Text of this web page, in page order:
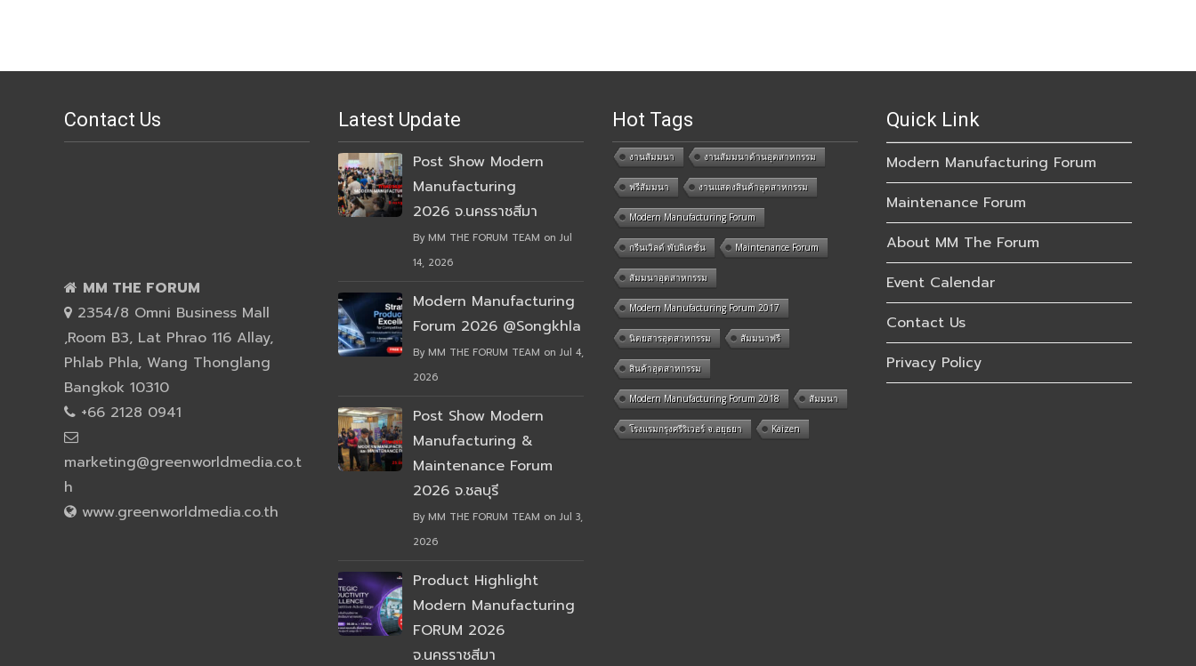
Contact Us
MM THE FORUM
2354/8 Omni Business Mall
,Room B3, Lat Phrao 116 Allay,
Phlab Phla, Wang Thonglang
Bangkok 10310
+66 2128 0941
marketing@greenworldmedia.co.t
h
www.greenworldmedia.co.th
Latest Update
Post Show Modern
Manufacturing
2026 จ.นครราชสีมา
By MM THE FORUM TEAM on Jul
14, 2026
Modern Manufacturing
Forum 2026 @Songkhla
By MM THE FORUM TEAM on Jul 4,
2026
Post Show Modern
Manufacturing &
Maintenance Forum
2026 จ.ชลบุรี
By MM THE FORUM TEAM on Jul 3,
2026
Product Highlight
Modern Manufacturing
FORUM 2026
จ.นครราชสีมา
Hot Tags
งานสัมมนา งานสัมมนาด้านอุตสาหกรรม
ฟรีสัมมนา งานแสดงสินค้าอุตสาหกรรม
Modern Manufacturing Forum
กรีนเวิลด์ พับลิเคชั่น Maintenance Forum
สัมมนาอุตสาหกรรม
Modern Manufacturing Forum 2017
นิตยสารอุตสาหกรรม สัมมนาฟรี
สินค้าอุตสาหกรรม
Modern Manufacturing Forum 2018 สัมมนา
โรงแรมกรุงศรีริเวอร์ จ.อยุธยา Kaizen
Quick Link
Modern Manufacturing Forum
Maintenance Forum
About MM The Forum
Event Calendar
Contact Us
Privacy Policy